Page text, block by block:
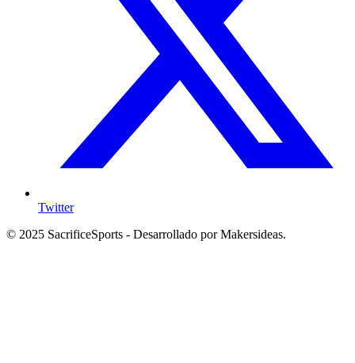
Twitter
© 2025 SacrificeSports - Desarrollado por Makersideas.